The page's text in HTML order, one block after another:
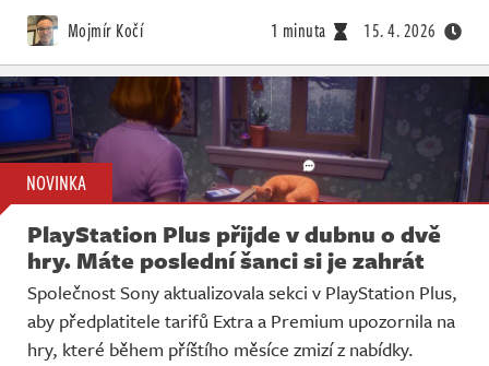
Mojmír Kočí 1 minuta 15. 4. 2026
NOVINKA
PlayStation Plus přijde v dubnu o dvě
hry. Máte poslední šanci si je zahrát
Společnost Sony aktualizovala sekci v PlayStation Plus,
aby předplatitele tarifů Extra a Premium upozornila na
hry, které během příštího měsíce zmizí z nabídky.